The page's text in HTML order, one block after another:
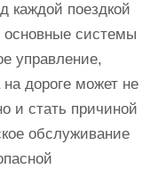
каждой поездкой
основные системы
управление,
дороге может не
и стать причиной
обслуживание